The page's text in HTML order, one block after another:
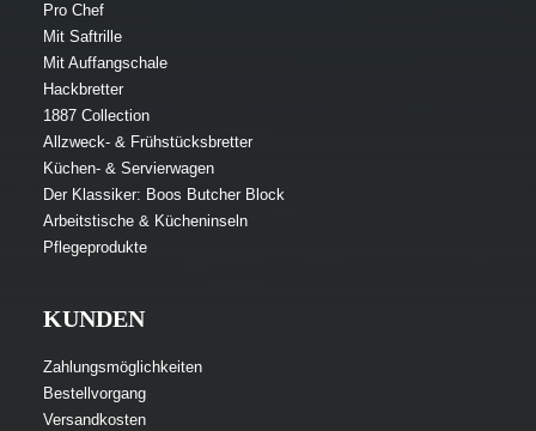
Pro Chef
Mit Saftrille
Mit Auffangschale
Hackbretter
1887 Collection
Allzweck- & Frühstücksbretter
Küchen- & Servierwagen
Der Klassiker: Boos Butcher Block
Arbeitstische & Kücheninseln
Pflegeprodukte
KUNDEN
Zahlungsmöglichkeiten
Bestellvorgang
Versandkosten